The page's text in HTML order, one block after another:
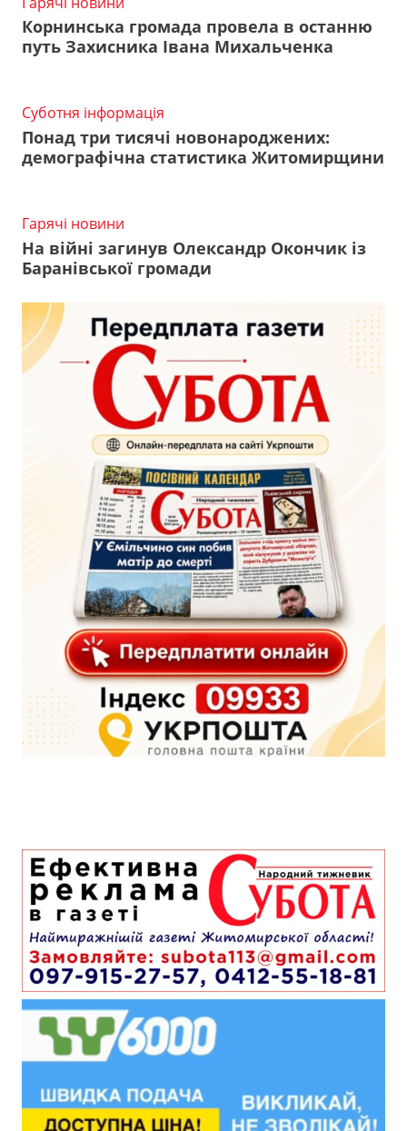
Корнинська громада провела в останню
путь Захисника Івана Михальченка
Суботня інформація
Понад три тисячі новонароджених:
демографічна статистика Житомирщини
Гарячі новини
На війні загинув Олександр Окончик із
Баранівської громади